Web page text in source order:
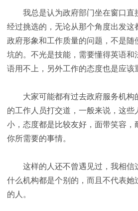
我总是认为政府部门坐在窗口直
经过挑选的，无论从那个角度出发这
政府形象和工作质量的问题，不是随
坑的。不光是技能，需要懂得英语
语用不上，另外工作的态度也是应该
大家可能都有过去政府服务机构
的工作人员打交道，一般来说，这些
小，态度都是比较友好，面带笑容，
你所需要的事情。
这样的人还不曾遇见过，我相信
什么机构都是个别的，而且不代表她
的人。